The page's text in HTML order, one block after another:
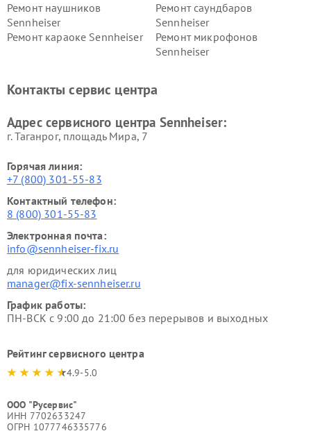
Ремонт наушников
Sennheiser
Ремонт саундбаров
Sennheiser
Ремонт караоке Sennheiser
Ремонт микрофонов
Sennheiser
Контакты сервис центра
Адрес сервисного центра Sennheiser:
г. Таганрог, площадь Мира, 7
Горячая линия:
+7 (800) 301-55-83
Контактный телефон:
8 (800) 301-55-83
Электронная почта:
info@sennheiser-fix.ru
для юридических лиц
manager@fix-sennheiser.ru
График работы:
ПН-ВСК с 9:00 до 21:00 без перерывов и выходных
Рейтинг сервисного центра
4.9-5.0
ООО "Русервис"
ИНН 7702633247
ОГРН 1077746335776